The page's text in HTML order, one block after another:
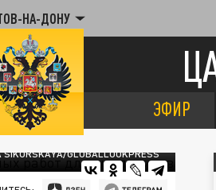
НА-ДОНУ
ЭФИР
GLOBALLOOKPRESS